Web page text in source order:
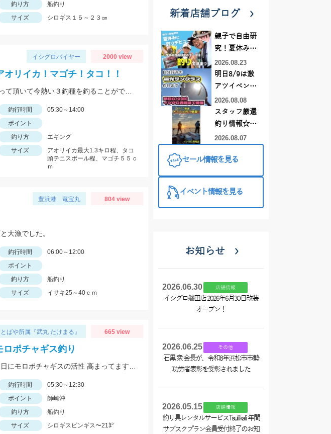
釣り方
船釣り
サイズ シロギス１５～２３㎝
イシグロバイヤー 2000 view
オリイカ！マゴチ！タコ！！
釣行時間
05:30～14:00
ポイント
釣り方
エギング
サイズ
アオリイカ最大1.3キロ程、タコ
頭テニスボール程、マゴチ５５ｃ
ｍ
豊浜港 竜宝丸 804 view
大漁でした。
釣行時間
06:00～12:00
ポイント
釣り方
船釣り
サイズ イサキ25～40ｃｍ
ばや所属『武丸 たけまる』 665 view
ポチャギス釣り
釣行時間
05:30～12:30
ポイント
師崎沖
釣り方
船釣り
サイズ シロギスピンギス〜21㌢
新着店舗ブログ
親子で自由研
究！夏休みに
釣りデビュー
2026.08.23
明日8/9は激
アツイベント
日！！！～オ
ーダー偏光グ
ラス受注会～
2026.08.08
スタッフ厳選
釣り情報☆彡
連休は何釣り
♪【イシグロ
2026.08.07
セール情報を見る
イベント情報を見る
お知らせ
2026.06.30 店舗情報
イシグロ磐田店 2026年6月30日改装
オープン！
2026.06.25 その他
石黒 衆 会長が、令和8年浜松市市勢
功労者表彰を受彰されました
2026.05.15 店舗情報
釣り具レンタルサービスTsulikali 年間
サブスクプラン会員受付終了のお知